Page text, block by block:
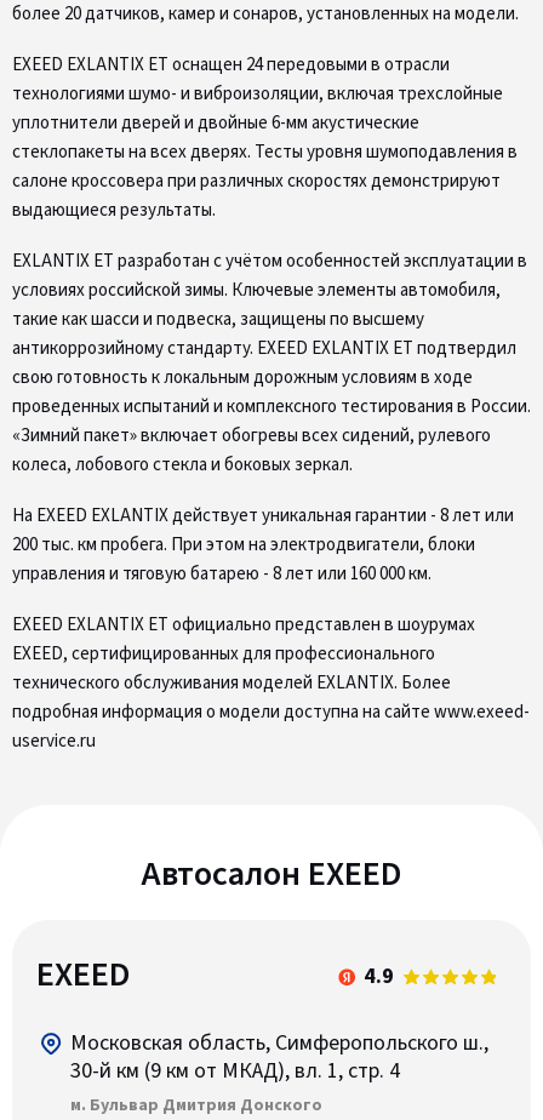
более 20 датчиков, камер и сонаров, установленных на модели.
EXEED EXLANTIX ET оснащен 24 передовыми в отрасли
технологиями шумо- и виброизоляции, включая трехслойные
уплотнители дверей и двойные 6-мм акустические
стеклопакеты на всех дверях. Тесты уровня шумоподавления в
салоне кроссовера при различных скоростях демонстрируют
выдающиеся результаты.
EXLANTIX ET разработан с учётом особенностей эксплуатации в
условиях российской зимы. Ключевые элементы автомобиля,
такие как шасси и подвеска, защищены по высшему
антикоррозийному стандарту. EXEED EXLANTIX ET подтвердил
свою готовность к локальным дорожным условиям в ходе
проведенных испытаний и комплексного тестирования в России.
«Зимний пакет» включает обогревы всех сидений, рулевого
колеса, лобового стекла и боковых зеркал.
На EXEED EXLANTIX действует уникальная гарантии - 8 лет или
200 тыс. км пробега. При этом на электродвигатели, блоки
управления и тяговую батарею - 8 лет или 160 000 км.
EXEED EXLANTIX ET официально представлен в шоурумах
EXEED, сертифицированных для профессионального
технического обслуживания моделей EXLANTIX. Более
подробная информация о модели доступна на сайте www.exeed-
uservice.ru
Автосалон EXEED
EXEED 4.9
Московская область, Симферопольского ш.,
30-й км (9 км от МКАД), вл. 1, стр. 4
м. Бульвар Дмитрия Донского